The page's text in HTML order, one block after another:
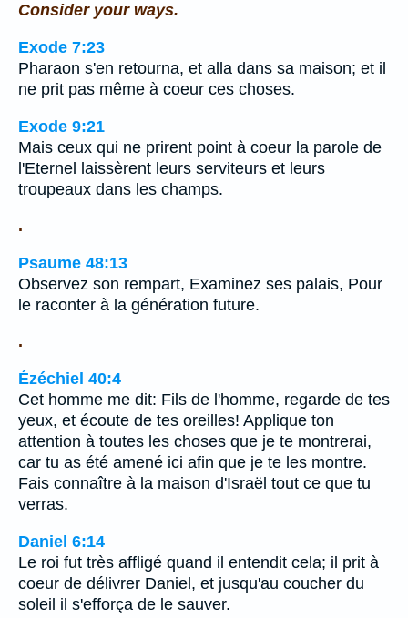
Consider your ways.
Exode 7:23
Pharaon s'en retourna, et alla dans sa maison; et il
ne prit pas même à coeur ces choses.
Exode 9:21
Mais ceux qui ne prirent point à coeur la parole de
l'Eternel laissèrent leurs serviteurs et leurs
troupeaux dans les champs.
.
Psaume 48:13
Observez son rempart, Examinez ses palais, Pour
le raconter à la génération future.
.
Ézéchiel 40:4
Cet homme me dit: Fils de l'homme, regarde de tes
yeux, et écoute de tes oreilles! Applique ton
attention à toutes les choses que je te montrerai,
car tu as été amené ici afin que je te les montre.
Fais connaître à la maison d'Israël tout ce que tu
verras.
Daniel 6:14
Le roi fut très affligé quand il entendit cela; il prit à
coeur de délivrer Daniel, et jusqu'au coucher du
soleil il s'efforça de le sauver.